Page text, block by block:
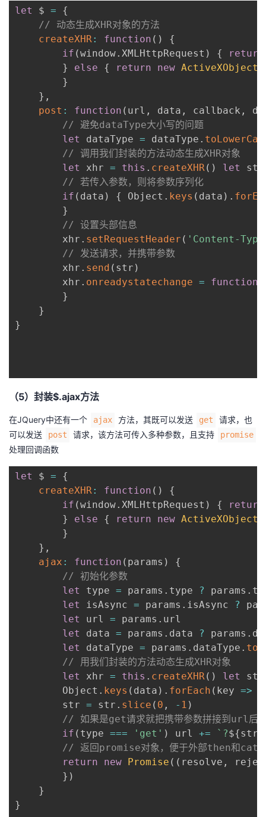
let $ =
{
// 动态生成XHR对象的方法
createXHR: function ( )
{
if (window. XMLHttpRequest ) {
return
}
else { return new ActiveXObject
}
} ,
post : function ( url , data , callback ,
// 避免dataType大小写的问题
let
dataType = dataType .
// 调用我们封装的方法动态生成XHR对象
let
xhr = this . createXHR( ) let
// 若传入参数，则将参数序列化
if ( data ) { Object . keys ( data ) .
}
// 设置头部信息
		xhr
. setRequestHeader ( 'Content-
// 发送请求，并携带参数
		xhr
. send ( str )
		xhr
. onreadystatechange = function
}
}
}
（5）封装$.ajax方法
在JQuery中还有一个 ajax 方法，其既可以发送 get
请求，也
可以发送
post 请求，该方法可传入多种参数，且支持 promise
处理回调函数
let $ =
{
createXHR: function ( )
{
if (window. XMLHttpRequest ) {
return
}
else { return new ActiveXObject
}
} ,
ajax : function ( params )
{
// 初始化参数
let
type = params . type ? params .
let
isAsync = params . isAsync ?
let
url = params . url
let
data = params . data ? params .
let
dataType = params . dataType .
// 用我们封装的方法动态生成XHR对象
let
xhr = this . createXHR( ) let
		Object
. keys ( data ) . forEach ( key =>
		str
= str . slice ( 0 , - 1 )
// 如果是get请求就把携带参数拼接到url后
if ( type === 'get' ) url += ` ?${str
// 返回promise对象，便于外部then和
return
new Promise ( ( resolve ,
} )
}
}